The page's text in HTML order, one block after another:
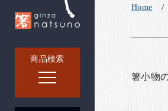
商品検索
Home
箸小物